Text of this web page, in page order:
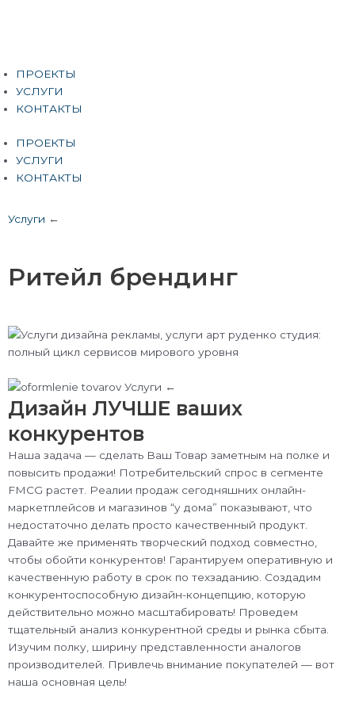
ПРОЕКТЫ
УСЛУГИ
КОНТАКТЫ
Меню
ПРОЕКТЫ
УСЛУГИ
КОНТАКТЫ
Услуги ←
Ритейл брендинг
Дизайн ЛУЧШЕ ваших
конкурентов
Наша задача — сделать Ваш Товар заметным на полке и
повысить продажи! Потребительский спрос в сегменте
FMCG растет. Реалии продаж сегодняшних онлайн-
маркетплейсов и магазинов “у дома” показывают, что
недостаточно делать просто качественный продукт.
Давайте же применять творческий подход совместно,
чтобы обойти конкурентов! Гарантируем оперативную и
качественную работу в срок по техзаданию. Создадим
конкурентоспособную дизайн-концепцию, которую
действительно можно масштабировать! Проведем
тщательный анализ конкурентной среды и рынка сбыта.
Изучим полку, ширину представленности аналогов
производителей. Привлечь внимание покупателей — вот
наша основная цель!